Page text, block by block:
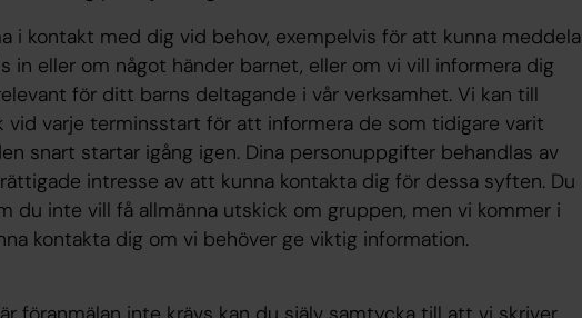
kontakt med dig vid behov, exempelvis för att kunna meddela
in eller om något händer barnet, eller om vi vill informera dig
för ditt barns deltagande i vår verksamhet. Vi kan till
vid varje terminsstart för att informera de som tidigare varit
snart startar igång igen. Dina personuppgifter behandlas av
intresse av att kunna kontakta dig för dessa syften. Du
du inte vill få allmänna utskick om gruppen, men vi kommer i
kontakta dig om vi behöver ge viktig information.